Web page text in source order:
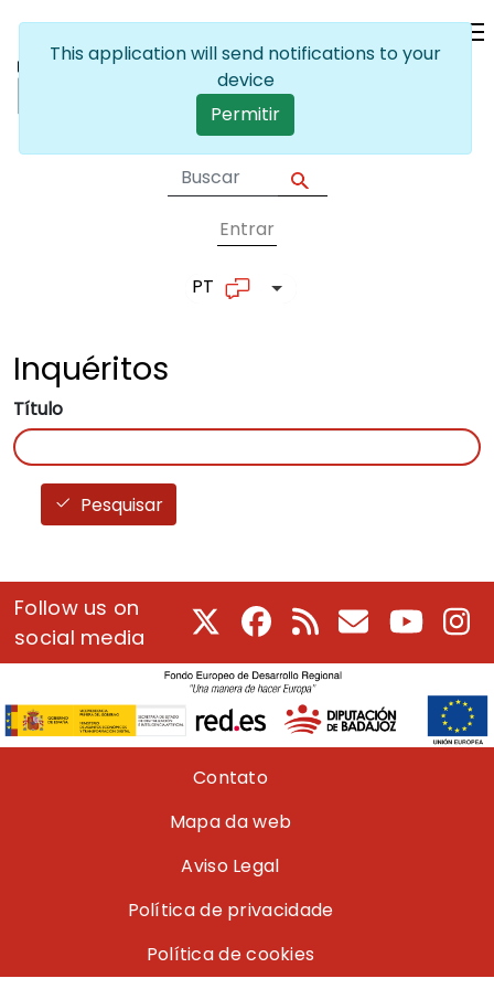
User account
Entrar
PT Lista de ações adicionais
Inquéritos
Título
Pesquisar
Follow us on
social media
Facebook
RSS E-Mail Youtube
Pie de páginaContato
Mapa da web
Aviso Legal
Política de privacidade
Política de cookies
This application will send notifications to your
device
Permitir